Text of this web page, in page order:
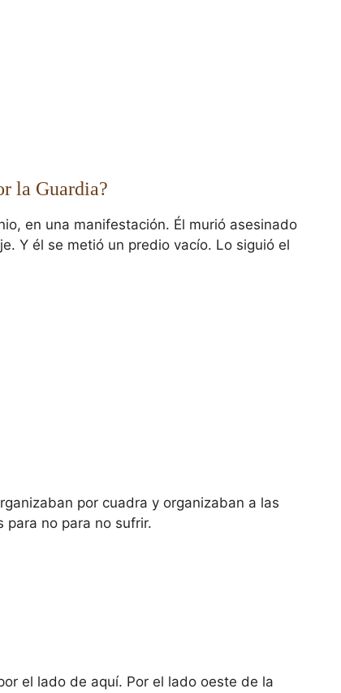
la Guardia?
en una manifestación. Él murió asesinado
Y él se metió un predio vacío. Lo siguió el
por cuadra y organizaban a las
para no para no sufrir.
el lado de aquí. Por el lado oeste de la